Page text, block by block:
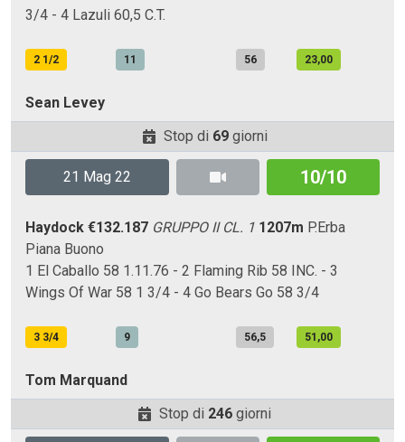
3/4 - 4 Lazuli 60,5 C.T.
2 1/2 11 56 23,00
Sean Levey
Stop di 69giorni
21 Mag 22 10/10
Haydock €132.187 GRUPPO II CL. 1 1207m P.Erba
Piana Buono
1 El Caballo 58 1.11.76 - 2 Flaming Rib 58 INC. - 3
Wings Of War 58 1 3/4 - 4 Go Bears Go 58 3/4
3 3/4 9 56,5 51,00
Tom Marquand
Stop di 246 giorni